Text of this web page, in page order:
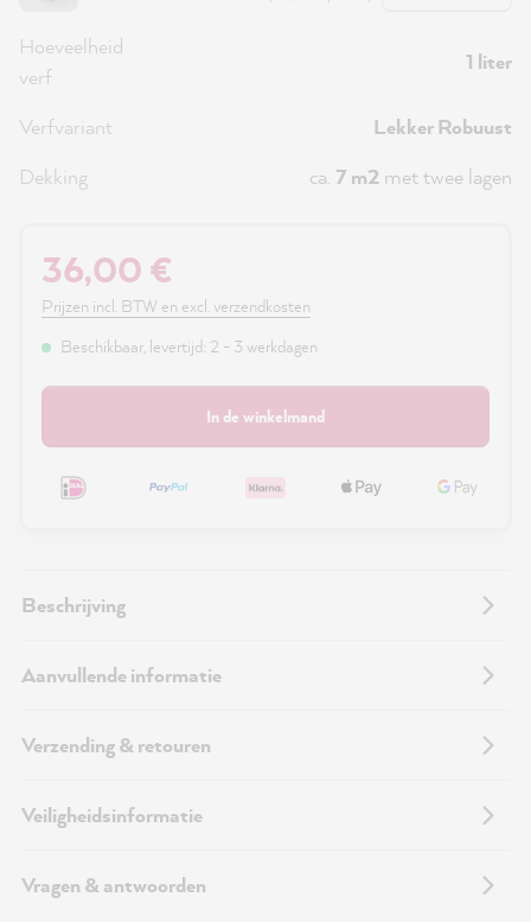
Hoeveelheid
verf
1 liter
Verfvariant
Lekker Robuust
Dekking
ca. 7 m2 met twee lagen
36,00 €
Prijzen incl. BTW en excl. verzendkosten
Beschikbaar, levertijd: 2 - 3 werkdagen
In de winkelmand
Beschrijving
Aanvullende informatie
Verzending & retouren
Veiligheidsinformatie
Vragen & antwoorden